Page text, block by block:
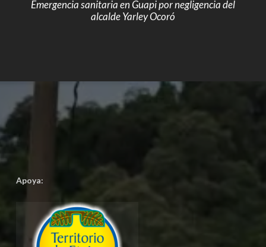
Emergencia sanitaria en Guapi por negligencia del
alcalde Yarley Ocoró
Apoya: